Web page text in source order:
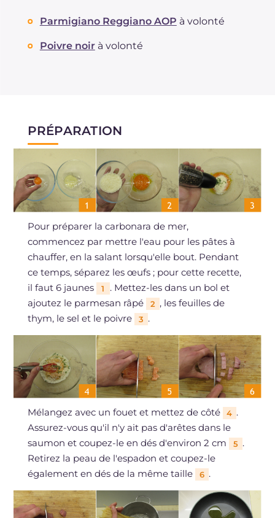
Parmigiano Reggiano AOP à volonté
Poivre noir à volonté
PRÉPARATION
Pour préparer la carbonara de mer,
commencez par mettre l'eau pour les pâtes à
chauffer, en la salant lorsqu'elle bout. Pendant
ce temps, séparez les œufs ; pour cette recette,
il faut 6 jaunes
1
. Mettez-les dans un bol et
ajoutez le parmesan râpé
2 , les feuilles de
thym, le sel et le poivre
3 .
Mélangez avec un fouet et mettez de côté 4 .
Assurez-vous qu'il n'y ait pas d'arêtes dans le
saumon et coupez-le en dés d'environ 2 cm
5 .
Retirez la peau de l'espadon et coupez-le
également en dés de la même taille
6 .